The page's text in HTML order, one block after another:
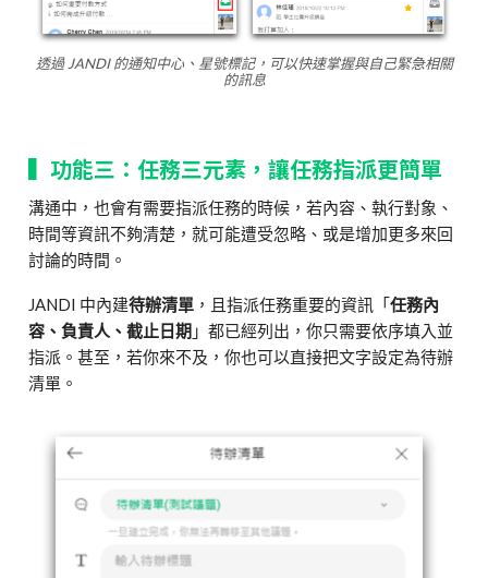
透過 JANDI 的通知中心、星號標記，可以快速掌握與自己緊急相關
的訊息
▍功能三：任務三元素，讓任務指派更簡單
溝通中，也會有需要指派任務的時候，若內容、執行對象、
時間等資訊不夠清楚，就可能遭受忽略、或是增加更多來回
討論的時間。
JANDI 中內建待辦清單 ，且指派任務重要的資訊「任務內
容、負責人、截止日期 」都已經列出，你只需要依序填入並
指派。甚至，若你來不及，你也可以直接把文字設定為待辦
清單。